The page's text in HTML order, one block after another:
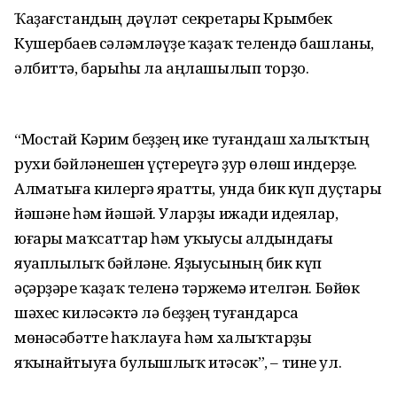
Ҡаҙағстандың дәүләт секретары Крымбек
Кушербаев сәләмләүҙе ҡаҙаҡ телендә башланы,
әлбиттә, барыһы ла аңлашылып торҙо.
“Мостай Кәрим беҙҙең ике туғандаш халыҡтың
рухи бәйләнешен үҫтереүгә ҙур өлөш индерҙе.
Алматыға килергә яратты, унда бик күп дуҫтары
йәшәне һәм йәшәй. Уларҙы ижади идеялар,
юғары маҡсаттар һәм уҡыусы алдындағы
яуаплылыҡ бәйләне. Яҙыусының бик күп
әҫәрҙәре ҡаҙаҡ теленә тәржемә ителгән. Бөйөк
шәхес киләсәктә лә беҙҙең туғандарса
мөнәсәбәтте һаҡлауға һәм халыҡтарҙы
яҡынайтыуға булышлыҡ итәсәк”, – тине ул.